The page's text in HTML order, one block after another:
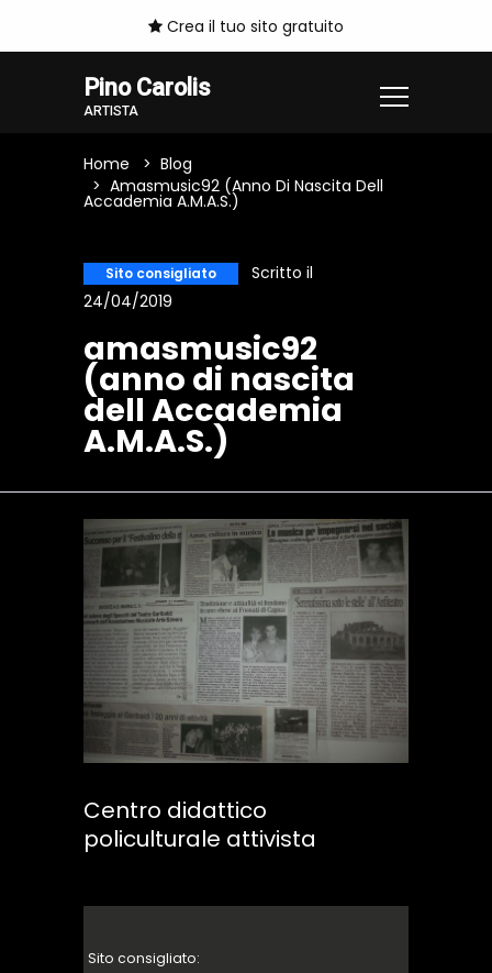
Crea il tuo sito gratuito
Pino Carolis
ARTISTA
Home
Blog
Amasmusic92 (anno Di Nascita Dell
Accademia A.M.A.S.)
Sito consigliato
Scritto il
24/04/2019
amasmusic92
(anno di nascita
dell Accademia
A.M.A.S.)
Centro didattico
policulturale attivista
Sito consigliato: